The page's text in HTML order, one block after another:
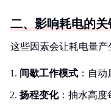
二、影响耗电的关
这些因素会让耗电量产
间歇工作模式 ：自
扬程变化：抽水高度